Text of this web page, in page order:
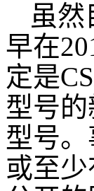
虽
早在
定是
型号
型号
或至